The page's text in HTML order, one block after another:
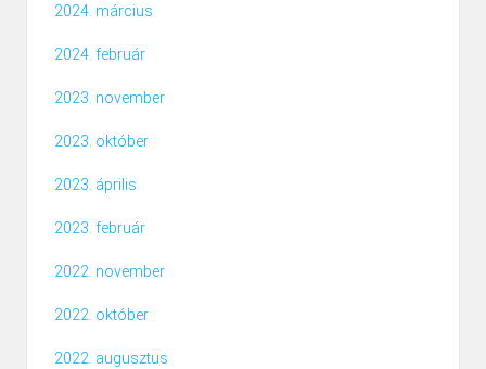
2024. március
2024. február
2023. november
2023. október
2023. április
2023. február
2022. november
2022. október
2022. augusztus